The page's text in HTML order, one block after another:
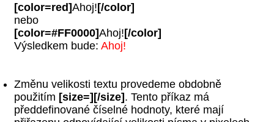
[color=red]Ahoj![/color]
nebo
[color=#FF0000]Ahoj![/color]
Výsledkem bude: Ahoj!
Změnu velikosti textu provedeme obdobně
použitím [size=][/size]. Tento příkaz má
předdefinované číselné hodnoty, které mají